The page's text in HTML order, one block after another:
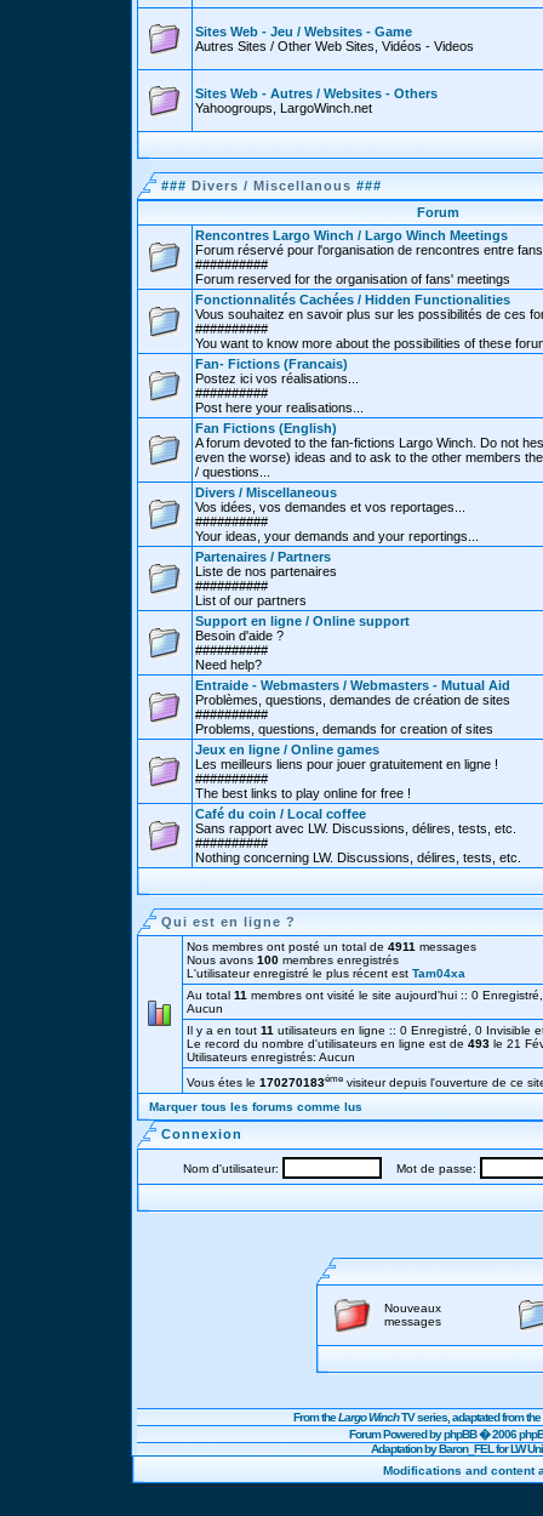
Sites Web - Jeu / Websites - Game
Autres Sites / Other Web Sites, Vidéos - Videos
Sites Web - Autres / Websites - Others
Yahoogroups, LargoWinch.net
### Divers / Miscellanous ###
Forum
Rencontres Largo Winch / Largo Winch Meetings
Forum réservé pour l'organisation de rencontres entre fans
##########
Forum reserved for the organisation of fans' meetings
Fonctionnalités Cachées / Hidden Functionalities
Vous souhaitez en savoir plus sur les possibilités de ces
##########
You want to know more about the possibilities of these
Fan- Fictions (Francais)
Postez ici vos réalisations...
##########
Post here your realisations...
Fan Fictions (English)
A forum devoted to the fan-fictions Largo Winch. Do not
even the worse) ideas and to ask to the other members
/ questions...
Divers / Miscellaneous
Vos idées, vos demandes et vos reportages...
##########
Your ideas, your demands and your reportings...
Partenaires / Partners
Liste de nos partenaires
##########
List of our partners
Support en ligne / Online support
Besoin d'aide ?
##########
Need help?
Entraide - Webmasters / Webmasters - Mutual Aid
Problèmes, questions, demandes de création de sites
##########
Problems, questions, demands for creation of sites
Jeux en ligne / Online games
Les meilleurs liens pour jouer gratuitement en ligne !
##########
The best links to play online for free !
Café du coin / Local coffee
Sans rapport avec LW. Discussions, délires, tests, etc.
##########
Nothing concerning LW. Discussions, délires, tests, etc.
Qui est en ligne ?
Nos membres ont posté un total de 4911 messages
Nous avons 100 membres enregistrés
L'utilisateur enregistré le plus récent est Tam04xa
Au total 11 membres ont visité le site aujourd'hui :: 0
Aucun
Il y a en tout 11 utilisateurs en ligne :: 0 Enregistré, 0 Invisible
Le record du nombre d'utilisateurs en ligne est de 493 le 21
Utilisateurs enregistrés: Aucun
Vous étes le 170270183éme visiteur depuis l'ouverture de ce
Marquer tous les forums comme lus
Connexion
Nom d'utilisateur: Mot de passe:
Nouveaux
messages
From theLargo WinchTV series, adaptated from
Forum Powered byphpBB� 2006
Adaptation by Baron_FEL for LW
Modifications and content